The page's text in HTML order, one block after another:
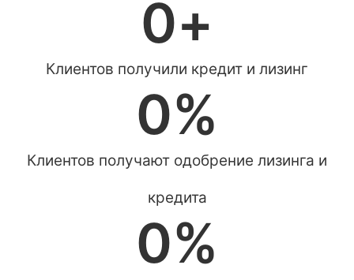
0+
Клиентов получили кредит и лизинг
0%
Клиентов получают одобрение лизинга и
кредита
0%